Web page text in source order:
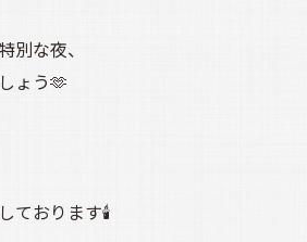
別な夜、
ょう🫶
ております🕯️